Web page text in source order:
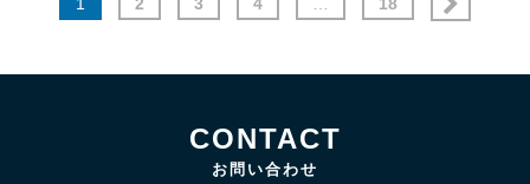
1 2 3 4 … 18
CONTACT
お問い合わせ